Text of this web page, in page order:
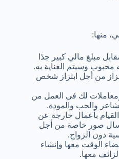
منها:
مبلغ مالي كبير جدًا
محبوب وسيتم العناية به.
من أجل ابتزاز شخص
لك في العمل من
والحب والمودة.
بأعمال خارجة عن
إرسال صور خاصة من أجل
دون الزواج.
الوقت معها وإنشاء
معها.